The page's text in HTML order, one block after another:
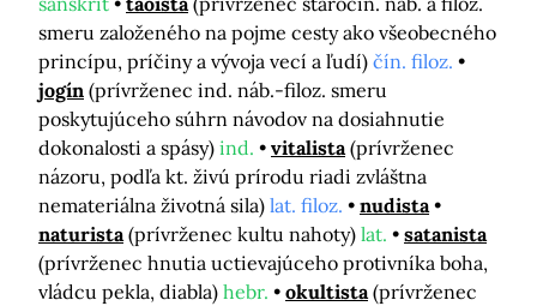
smeru založeného na pojme cesty ako všeobecného
princípu, príčiny a vývoja vecí a ľudí) čín. filoz.
jogín (prívrženec ind. náb.-filoz. smeru
poskytujúceho súhrn návodov na dosiahnutie
dokonalosti a spásy) ind. vitalista (prívrženec
názoru, podľa kt. živú prírodu riadi zvláštna
nemateriálna životná sila) lat. filoz.
nudista
naturista (prívrženec kultu nahoty) lat.
satanista
(prívrženec hnutia uctievajúceho protivníka boha,
vládcu pekla, diabla) hebr. okultista (prívrženec